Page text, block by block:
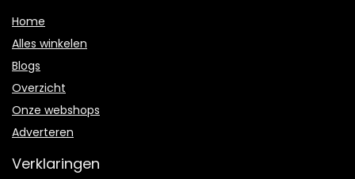
Home
Alles winkelen
Blogs
Overzicht
Onze webshops
Adverteren
Verklaringen